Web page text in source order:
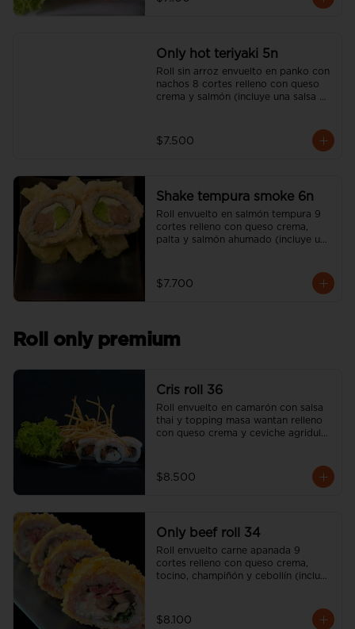
Only hot teriyaki 5n
Roll sin arroz envuelto en panko con
nachos 8 cortes relleno con queso
crema y salmón (incluye una salsa
$7.500
Shake tempura smoke 6n
Roll envuelto en salmón tempura 9
cortes relleno con queso crema,
palta y salmón ahumado (incluye una
$7.700
Roll only premium
Cris roll 36
Roll envuelto en camarón con salsa
thai y topping masa wantan relleno
con queso crema y ceviche agridulce
$8.500
Only beef roll 34
Roll envuelto carne apanada 9
cortes relleno con queso crema,
tocino, champiñón y cebollín (incluye
$8.100